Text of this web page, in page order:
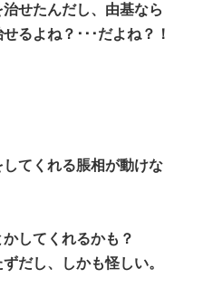
せたんだし、由基なら
るよね？･･･だよね？！
てくれる脹相が動けな
してくれるかも？
だし、しかも怪しい。